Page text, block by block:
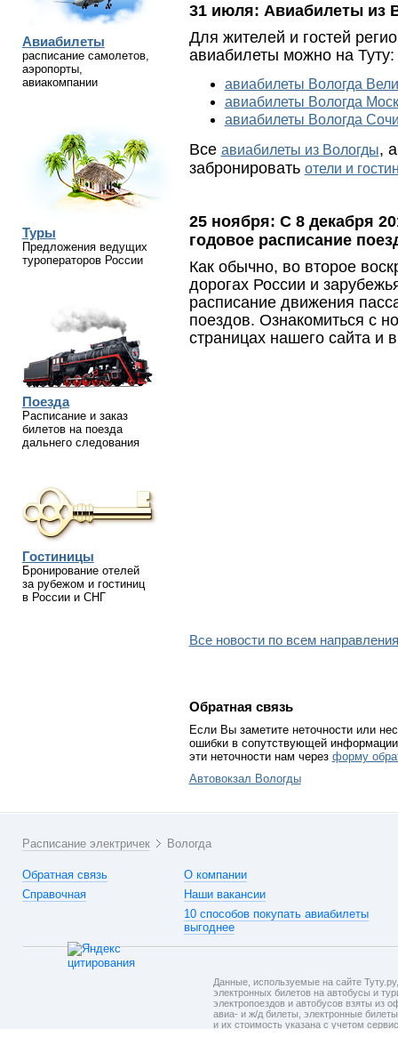
Авиабилеты
расписание самолетов,
аэропорты,
авиакомпании
Туры
Предложения ведущих
туроператоров России
Поезда
Расписание и заказ
билетов на поезда
дальнего следования
Гостиницы
Бронирование отелей
за рубежом и гостиниц
в России и СНГ
31 июля: Авиабилеты из
Для жителей и гостей
авиабилеты можно на Туту:
авиабилеты Вологда
авиабилеты Вологда
авиабилеты Вологда
Все авиабилеты из Вологды,
забронировать отели и
25 ноября: С 8 декабря
годовое расписание
Как обычно, во второе
дорогах России и
расписание движения
поездов. Ознакомиться с
страницах нашего сайта и
Все новости по всем
Обратная связь
Если Вы заметите неточности или
ошибки в сопутствующей
эти неточности нам через форму
Автовокзал Вологды
Расписание электричек Вологда
Обратная связь
Справочная
О компании
Наши вакансии
10 способов покупать авиабилеты
выгоднее
Данные, используемые на сайте
электронных билетов на автобусы и
электропоездов и автобусов взяты из
авиа- и ж/д билеты, электронные
и их стоимость указана с учетом